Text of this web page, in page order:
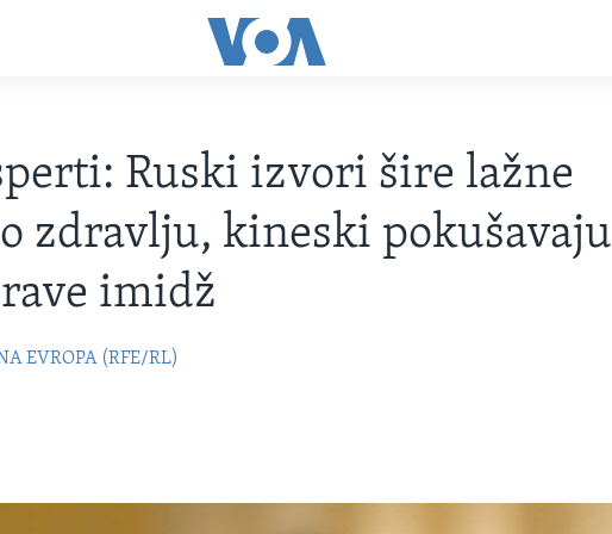
Ruski izvori šire lažne
zdravlju, kineski pokušavaju
imidž
EVROPA (RFE/RL)